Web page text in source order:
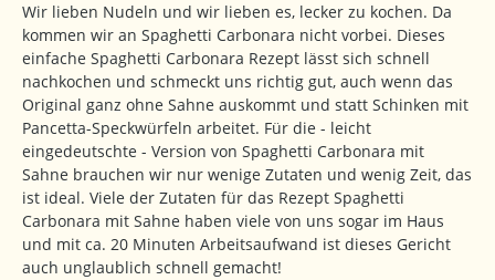
Wir lieben Nudeln und wir lieben es, lecker zu kochen. Da
kommen wir an Spaghetti Carbonara nicht vorbei. Dieses
einfache Spaghetti Carbonara Rezept lässt sich schnell
nachkochen und schmeckt uns richtig gut, auch wenn das
Original ganz ohne Sahne auskommt und statt Schinken mit
Pancetta-Speckwürfeln arbeitet. Für die - leicht
eingedeutschte - Version von Spaghetti Carbonara mit
Sahne brauchen wir nur wenige Zutaten und wenig Zeit, das
ist ideal. Viele der Zutaten für das Rezept Spaghetti
Carbonara mit Sahne haben viele von uns sogar im Haus
und mit ca. 20 Minuten Arbeitsaufwand ist dieses Gericht
auch unglaublich schnell gemacht!